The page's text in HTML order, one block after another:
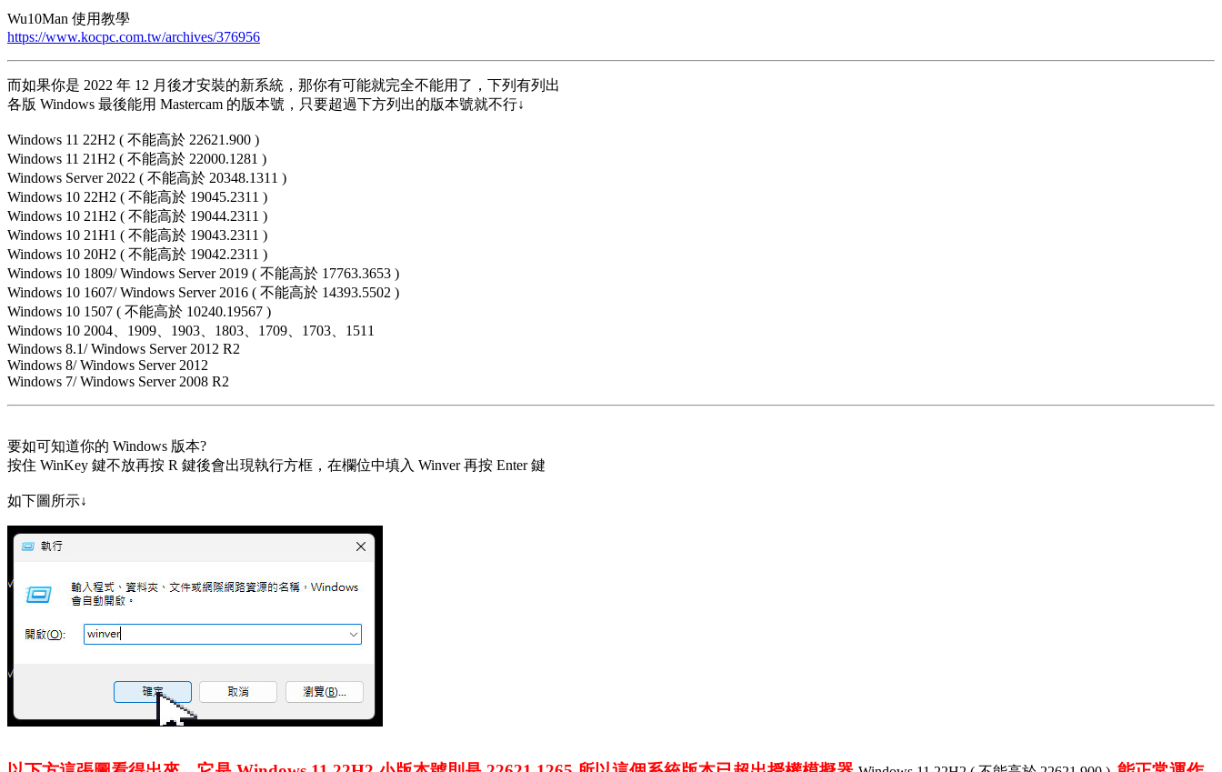
Wu10Man 使用教學
https://www.kocpc.com.tw/archives/376956
而如果你是 2022 年 12 月後才安裝的新系統，那你有可能就完全不能用了，下列有列出
各版 Windows 最後能用 Mastercam 的版本號，只要超過下方列出的版本號就不行↓
Windows 11 22H2 ( 不能高於 22621.900 )
Windows 11 21H2 ( 不能高於 22000.1281 )
Windows Server 2022 ( 不能高於 20348.1311 )
Windows 10 22H2 ( 不能高於 19045.2311 )
Windows 10 21H2 ( 不能高於 19044.2311 )
Windows 10 21H1 ( 不能高於 19043.2311 )
Windows 10 20H2 ( 不能高於 19042.2311 )
Windows 10 1809/ Windows Server 2019 ( 不能高於 17763.3653 )
Windows 10 1607/ Windows Server 2016 ( 不能高於 14393.5502 )
Windows 10 1507 ( 不能高於 10240.19567 )
Windows 10 2004、1909、1903、1803、1709、1703、1511
Windows 8.1/ Windows Server 2012 R2
Windows 8/ Windows Server 2012
Windows 7/ Windows Server 2008 R2
要如可知道你的 Windows 版本?
按住 WinKey 鍵不放再按 R 鍵後會出現執行方框，在欄位中填入 Winver 再按 Enter 鍵
如下圖所示↓